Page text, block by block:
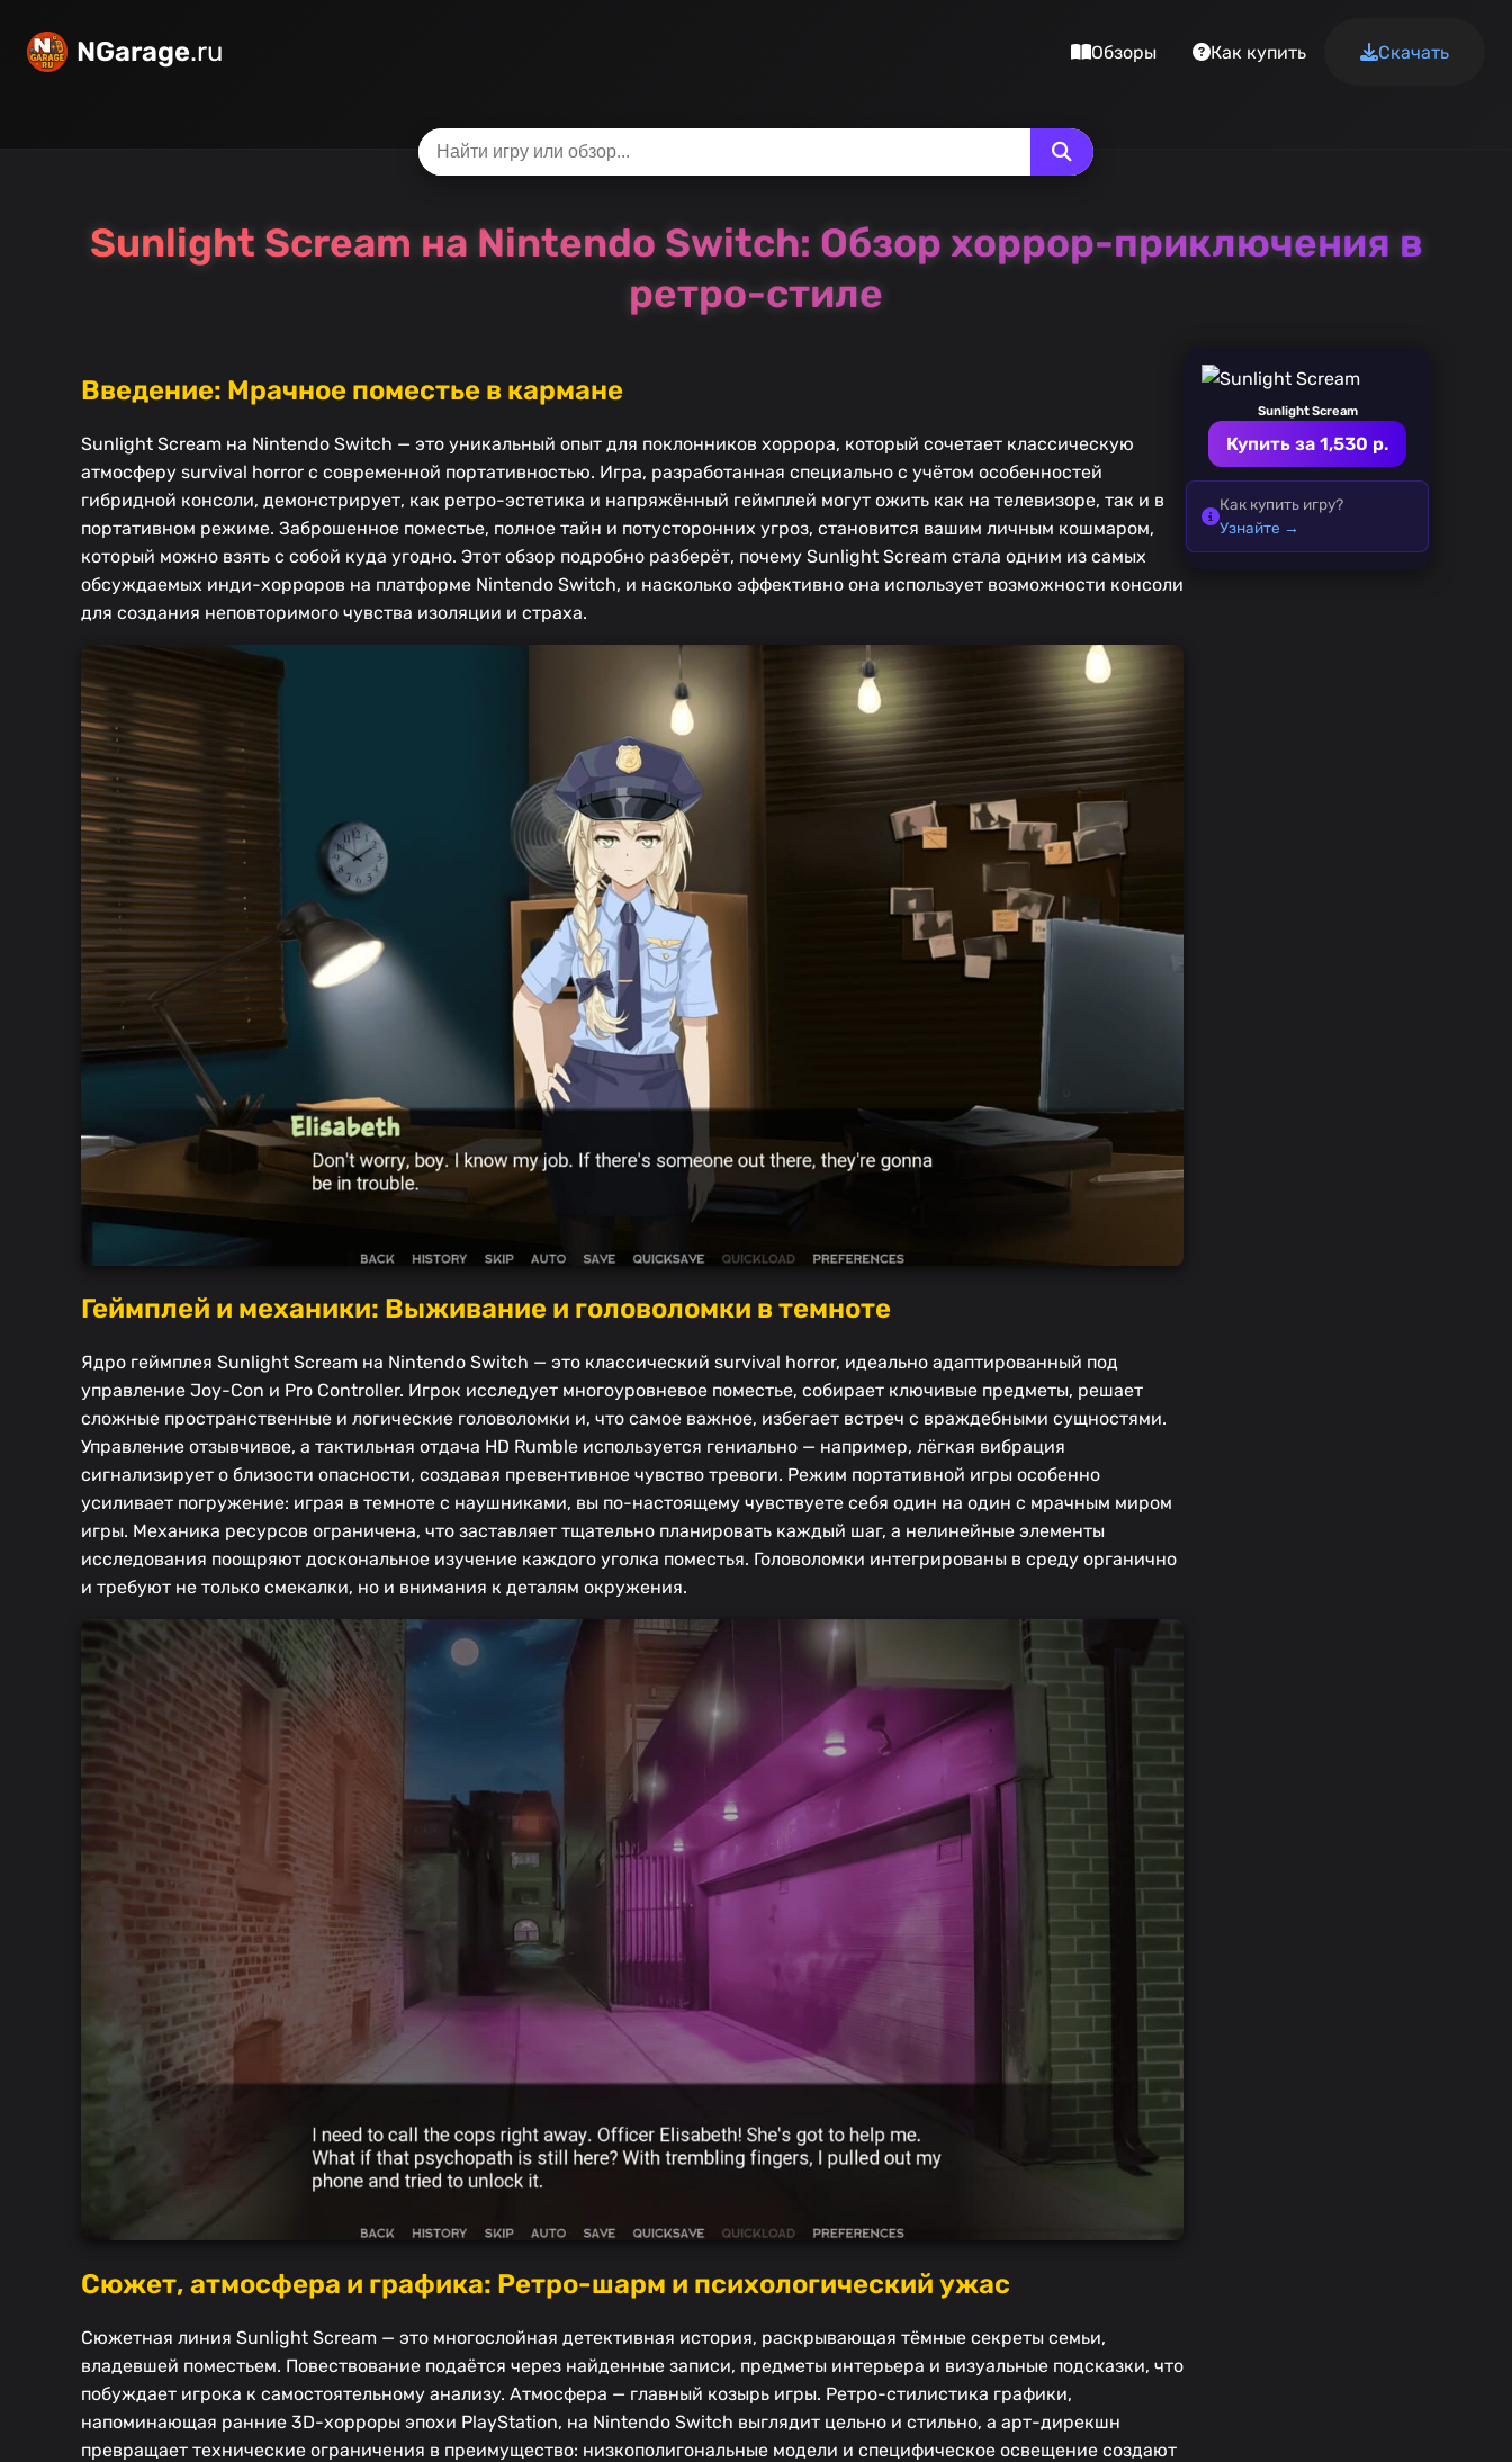
NGarage.ru Обзоры Как купить Скачать
Sunlight Scream на Nintendo Switch: Обзор хоррор-приключения в
ретро-стиле
Введение: Мрачное поместье в кармане
Sunlight Scream на Nintendo Switch — это уникальный опыт для поклонников хоррора, который сочетает классическую
атмосферу survival horror с современной портативностью. Игра, разработанная специально с учётом особенностей
гибридной консоли, демонстрирует, как ретро-эстетика и напряжённый геймплей могут ожить как на телевизоре, так и в
портативном режиме. Заброшенное поместье, полное тайн и потусторонних угроз, становится вашим личным кошмаром,
который можно взять с собой куда угодно. Этот обзор подробно разберёт, почему Sunlight Scream стала одним из самых
обсуждаемых инди-хорроров на платформе Nintendo Switch, и насколько эффективно она использует возможности консоли
для создания неповторимого чувства изоляции и страха.
Геймплей и механики: Выживание и головоломки в темноте
Ядро геймплея Sunlight Scream на Nintendo Switch — это классический survival horror, идеально адаптированный под
управление Joy-Con и Pro Controller. Игрок исследует многоуровневое поместье, собирает ключивые предметы, решает
сложные пространственные и логические головоломки и, что самое важное, избегает встреч с враждебными сущностями.
Управление отзывчивое, а тактильная отдача HD Rumble используется гениально — например, лёгкая вибрация
сигнализирует о близости опасности, создавая превентивное чувство тревоги. Режим портативной игры особенно
усиливает погружение: играя в темноте с наушниками, вы по-настоящему чувствуете себя один на один с мрачным миром
игры. Механика ресурсов ограничена, что заставляет тщательно планировать каждый шаг, а нелинейные элементы
исследования поощряют доскональное изучение каждого уголка поместья. Головоломки интегрированы в среду органично
и требуют не только смекалки, но и внимания к деталям окружения.
Сюжет, атмосфера и графика: Ретро-шарм и психологический ужас
Сюжетная линия Sunlight Scream — это многослойная детективная история, раскрывающая тёмные секреты семьи,
владевшей поместьем. Повествование подаётся через найденные записи, предметы интерьера и визуальные подсказки, что
побуждает игрока к самостоятельному анализу. Атмосфера — главный козырь игры. Ретро-стилистика графики,
напоминающая ранние 3D-хорроры эпохи PlayStation, на Nintendo Switch выглядит цельно и стильно, а арт-дирекшн
превращает технические ограничения в преимущество: низкополигональные модели и специфическое освещение создают
Sunlight Scream
Купить за 1,530 р.
Как купить игру?
Узнайте →